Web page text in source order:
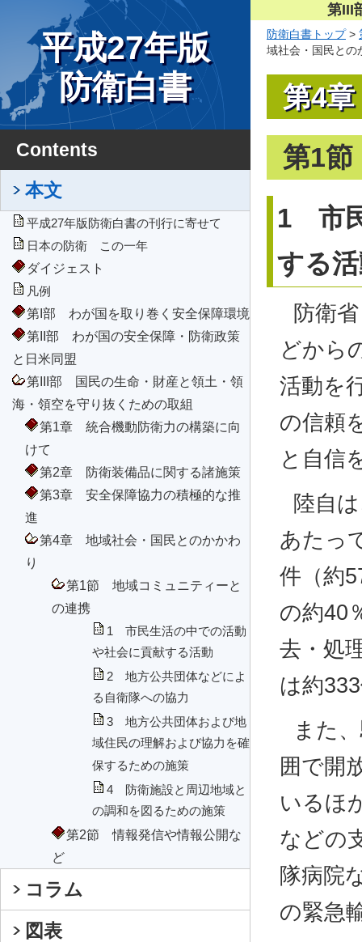
平成27年版
防衛白書
Contents
本文
平成27年版防衛白書の刊行に寄せて
日本の防衛 この一年
ダイジェスト
凡例
第I部 わが国を取り巻く安全保障環境
第II部 わが国の安全保障・防衛政策
と日米同盟
第III部 国民の生命・財産と領土・領
海・領空を守り抜くための取組
第1章 統合機動防衛力の構築に向
けて
第2章 防衛装備品に関する諸施策
第3章 安全保障協力の積極的な推
進
第4章 地域社会・国民とのかかわ
り
第1節 地域コミュニティーと
の連携
1 市民生活の中での活動
や社会に貢献する活動
2 地方公共団体などによ
る自衛隊への協力
3 地方公共団体および地
域住民の理解および協力を確
保するための施策
4 防衛施設と周辺地域と
の調和を図るための施策
第2節 情報発信や情報公開な
ど
コラム
図表
第III
防衛白書トップ>
域社会・国民と
第4
第1
1 市
する
防衛
どから
活動を
の信頼
と自信
陸自
あたっ
件（約
の約40
去・処
は約
また
囲で開
いるほ
などの
隊病院
の緊急